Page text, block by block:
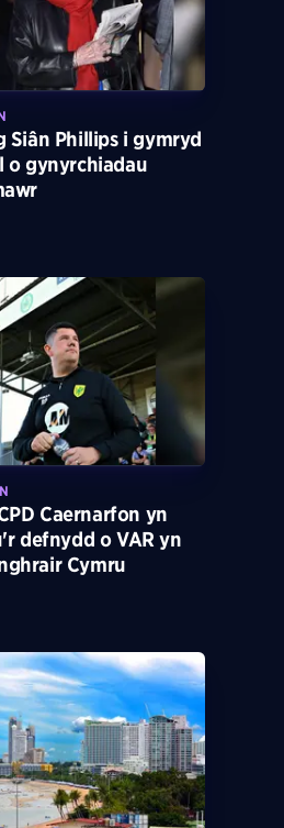
Siân Phillips i gymryd
o gynyrchiadau
Caernarfon yn
defnydd o VAR yn
Cymru